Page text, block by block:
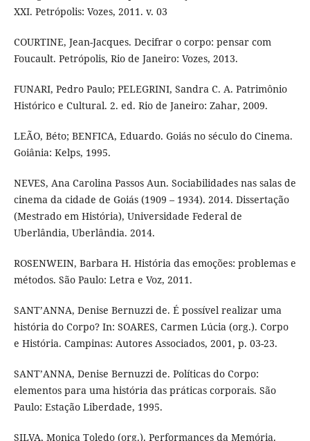
XXI. Petrópolis: Vozes, 2011. v. 03
COURTINE, Jean-Jacques. Decifrar o corpo: pensar com
Foucault. Petrópolis, Rio de Janeiro: Vozes, 2013.
FUNARI, Pedro Paulo; PELEGRINI, Sandra C. A. Patrimônio
Histórico e Cultural. 2. ed. Rio de Janeiro: Zahar, 2009.
LEÃO, Béto; BENFICA, Eduardo. Goiás no século do Cinema.
Goiânia: Kelps, 1995.
NEVES, Ana Carolina Passos Aun. Sociabilidades nas salas de
cinema da cidade de Goiás (1909 – 1934). 2014. Dissertação
(Mestrado em História), Universidade Federal de
Uberlândia, Uberlândia. 2014.
ROSENWEIN, Barbara H. História das emoções: problemas e
métodos. São Paulo: Letra e Voz, 2011.
SANT’ANNA, Denise Bernuzzi de. É possível realizar uma
história do Corpo? In: SOARES, Carmen Lúcia (org.). Corpo
e História. Campinas: Autores Associados, 2001, p. 03-23.
SANT’ANNA, Denise Bernuzzi de. Políticas do Corpo:
elementos para uma história das práticas corporais. São
Paulo: Estação Liberdade, 1995.
SILVA, Monica Toledo (org.). Performances da Memória.